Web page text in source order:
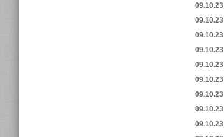
09.10.23
09.10.23
09.10.23
09.10.23
09.10.23
09.10.23
09.10.23
09.10.23
09.10.23